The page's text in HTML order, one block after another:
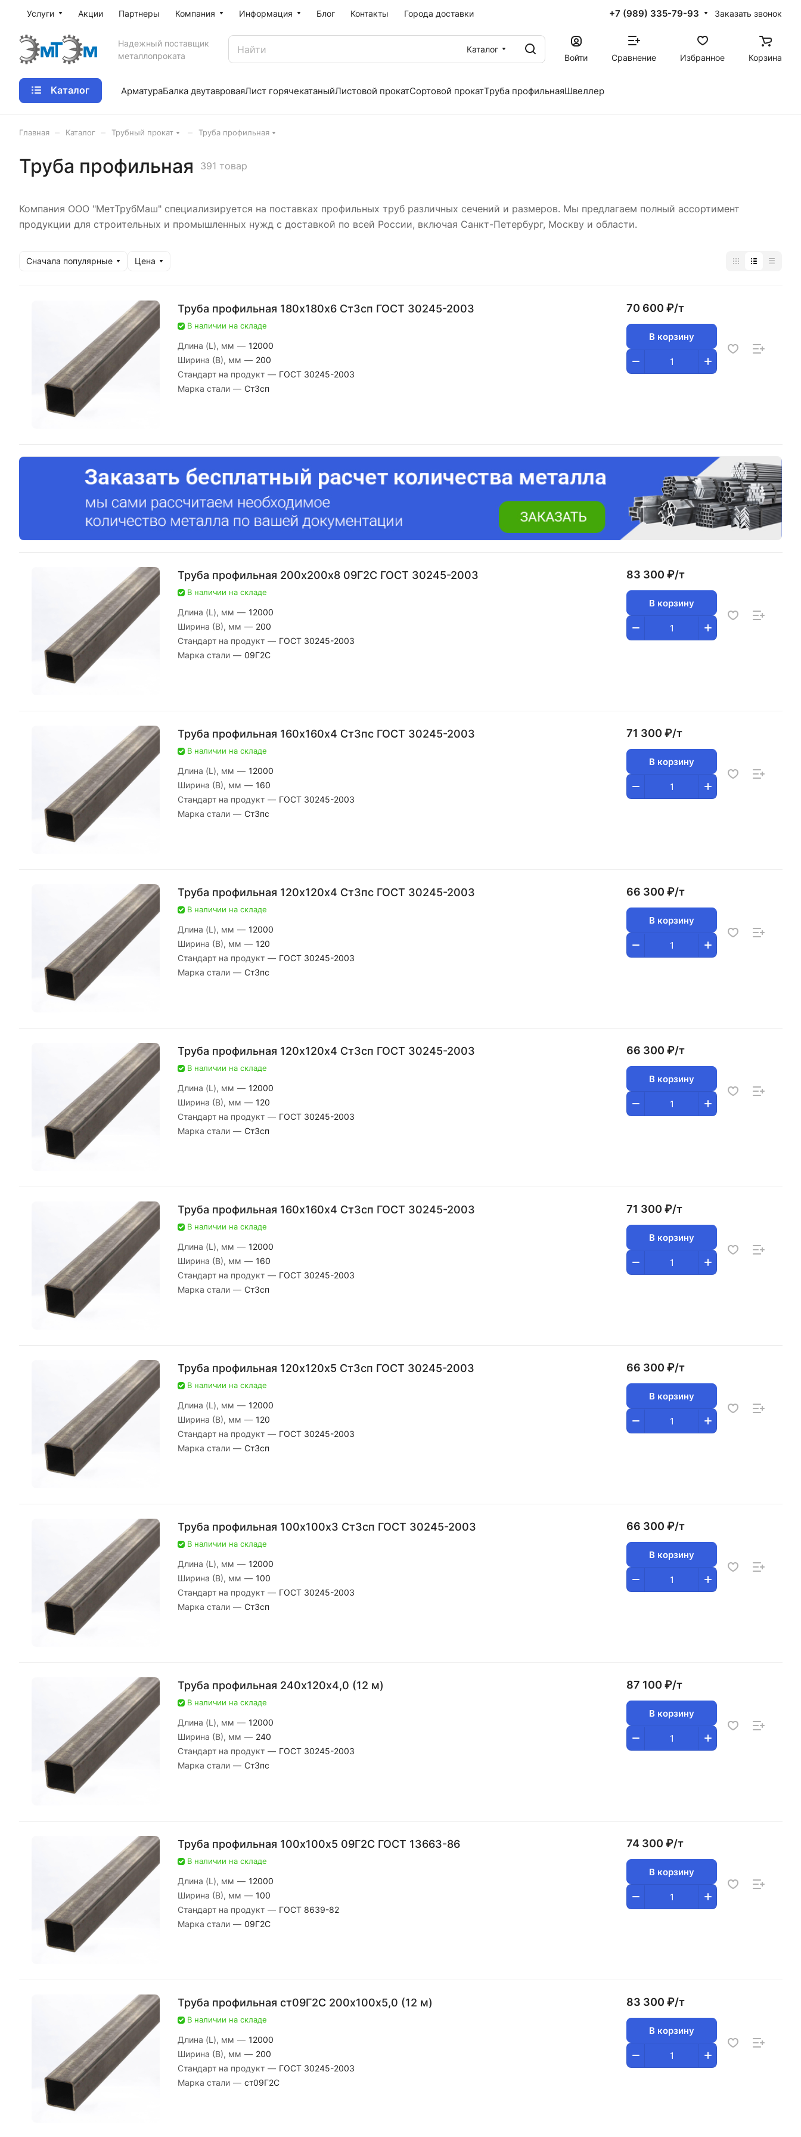
Услуги Акции Партнеры Компания Информация Блог Контакты Города доставки +7 (989) 335-79-93 Заказать звонок
Надежный поставщик
металлопроката
Каталог
Войти
Сравнение Избранное Корзина
Каталог АрматураБалка двутавроваяЛист горячекатаныйЛистовой прокатСортовой прокатТруба профильнаяШвеллер
Главная Каталог Трубный прокат Труба профильная
Труба профильная 391 товар
Компания ООО "МетТрубМаш" специализируется на поставках профильных труб различных сечений и размеров. Мы предлагаем полный ассортимент
продукции для строительных и промышленных нужд с доставкой по всей России, включая Санкт-Петербург, Москву и области.
Сначала популярные Цена
Труба профильная 180х180х6 Ст3сп ГОСТ 30245-2003
В наличии на складе
Длина (L), мм — 12000
Ширина (В), мм — 200
Стандарт на продукт — ГОСТ 30245-2003
Марка стали — Ст3сп
70 600 ₽/т
В корзину
Труба профильная 200х200х8 09Г2С ГОСТ 30245-2003
В наличии на складе
Длина (L), мм — 12000
Ширина (В), мм — 200
Стандарт на продукт — ГОСТ 30245-2003
Марка стали — 09Г2С
83 300 ₽/т
В корзину
Труба профильная 160х160х4 Ст3пс ГОСТ 30245-2003
В наличии на складе
Длина (L), мм — 12000
Ширина (В), мм — 160
Стандарт на продукт — ГОСТ 30245-2003
Марка стали — Ст3пс
71 300 ₽/т
В корзину
Труба профильная 120х120х4 Ст3пс ГОСТ 30245-2003
В наличии на складе
Длина (L), мм — 12000
Ширина (В), мм — 120
Стандарт на продукт — ГОСТ 30245-2003
Марка стали — Ст3пс
66 300 ₽/т
В корзину
Труба профильная 120х120х4 Ст3сп ГОСТ 30245-2003
В наличии на складе
Длина (L), мм — 12000
Ширина (В), мм — 120
Стандарт на продукт — ГОСТ 30245-2003
Марка стали — Ст3сп
66 300 ₽/т
В корзину
Труба профильная 160х160х4 Ст3сп ГОСТ 30245-2003
В наличии на складе
Длина (L), мм — 12000
Ширина (В), мм — 160
Стандарт на продукт — ГОСТ 30245-2003
Марка стали — Ст3сп
71 300 ₽/т
В корзину
Труба профильная 120х120х5 Ст3сп ГОСТ 30245-2003
В наличии на складе
Длина (L), мм — 12000
Ширина (В), мм — 120
Стандарт на продукт — ГОСТ 30245-2003
Марка стали — Ст3сп
66 300 ₽/т
В корзину
Труба профильная 100х100х3 Ст3сп ГОСТ 30245-2003
В наличии на складе
Длина (L), мм — 12000
Ширина (В), мм — 100
Стандарт на продукт — ГОСТ 30245-2003
Марка стали — Ст3сп
66 300 ₽/т
В корзину
Труба профильная 240х120х4,0 (12 м)
В наличии на складе
Длина (L), мм — 12000
Ширина (В), мм — 240
Стандарт на продукт — ГОСТ 30245-2003
Марка стали — Ст3пс
87 100 ₽/т
В корзину
Труба профильная 100х100х5 09Г2С ГОСТ 13663-86
В наличии на складе
Длина (L), мм — 12000
Ширина (В), мм — 100
Стандарт на продукт — ГОСТ 8639-82
Марка стали — 09Г2С
74 300 ₽/т
В корзину
Труба профильная ст09Г2С 200х100х5,0 (12 м)
В наличии на складе
Длина (L), мм — 12000
Ширина (В), мм — 200
Стандарт на продукт — ГОСТ 30245-2003
Марка стали — ст09Г2С
83 300 ₽/т
В корзину